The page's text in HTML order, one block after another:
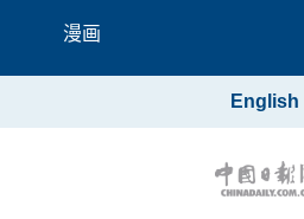
漫画
English